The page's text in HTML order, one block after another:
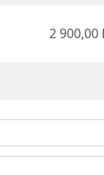
2 900,00